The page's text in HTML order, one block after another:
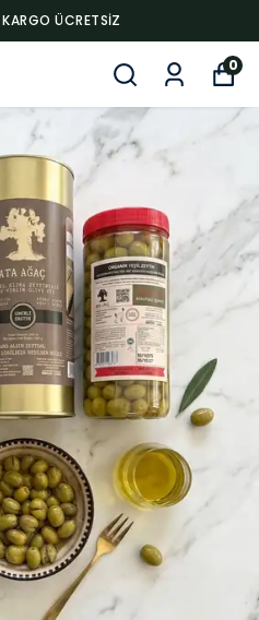
ÜCRETSIZ
0